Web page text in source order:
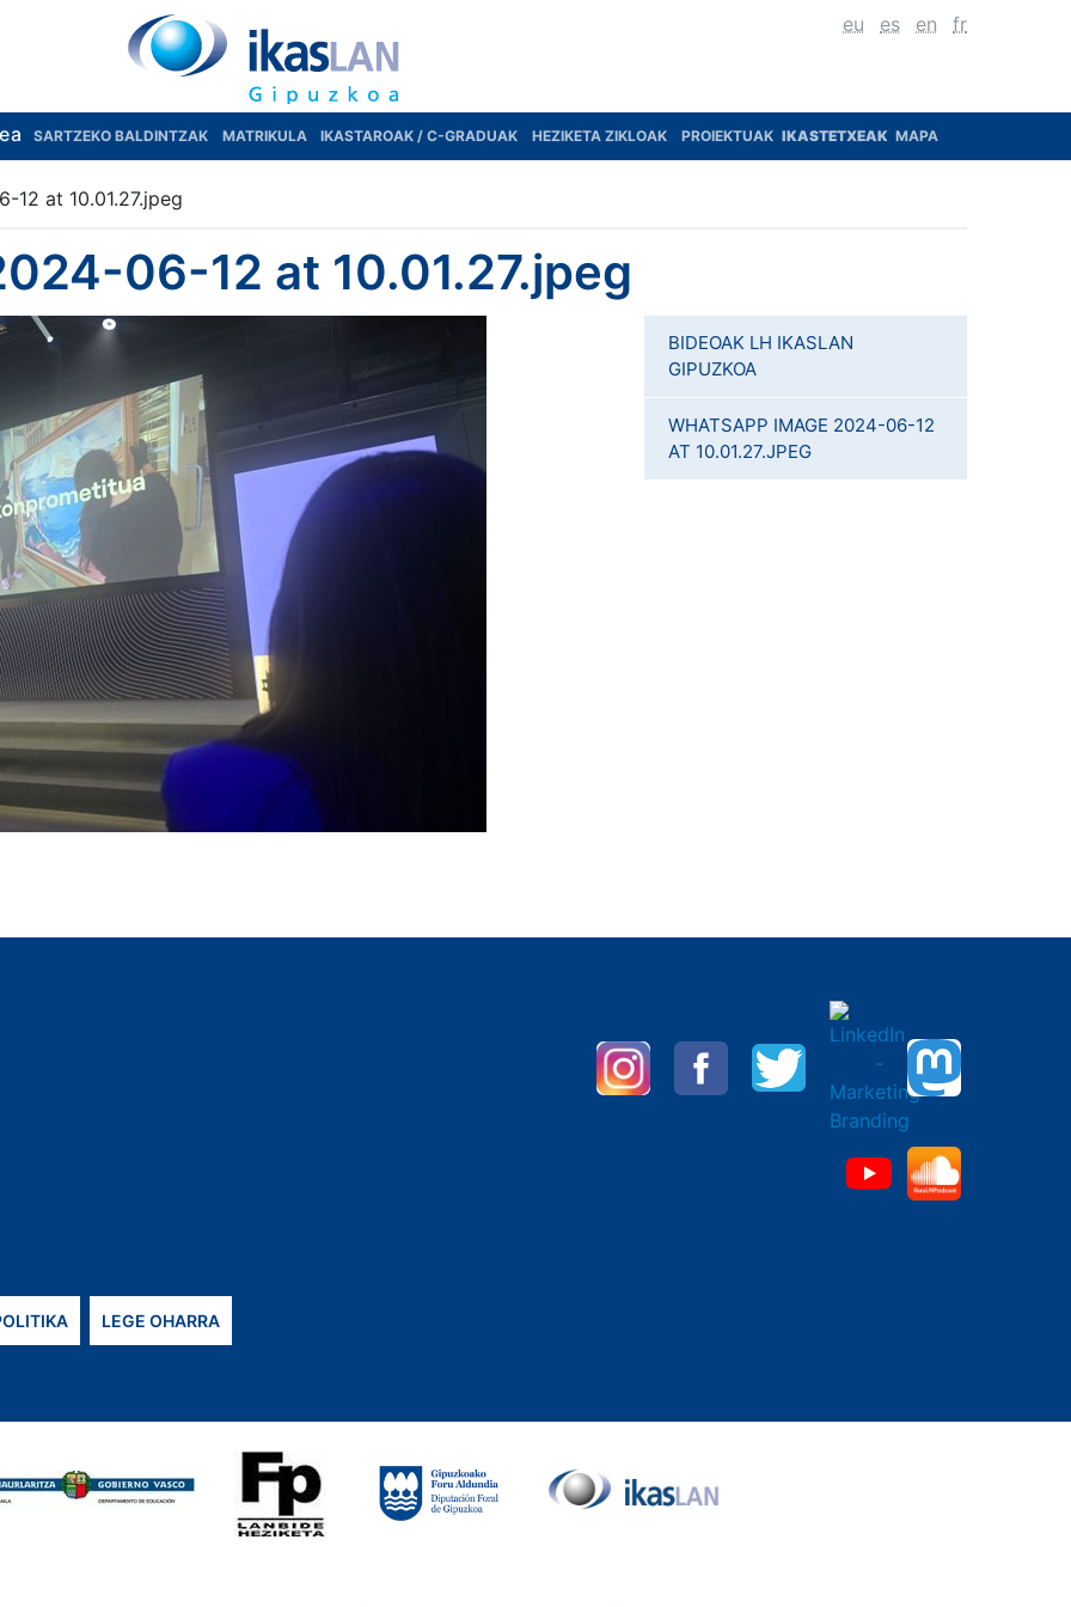
eu es en fr
SARTZEKO BALDINTZAK MATRIKULA IKASTAROAK / C-GRADUAK HEZIKETA ZIKLOAK PROIEKTUAK IKASTETXEAK MAPA
12 at 10.01.27.jpeg
06-12 at 10.01.27.jpeg
BIDEOAK LH IKASLAN
GIPUZKOA
WHATSAPP IMAGE 2024-06-12
AT 10.01.27.JPEG
LEGE OHARRA